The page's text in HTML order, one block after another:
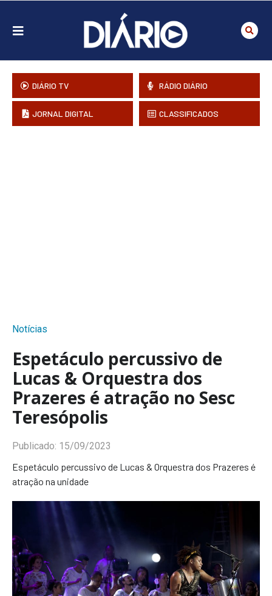
DIÁRIO TV RÁDIO DIÁRIO
JORNAL DIGITAL CLASSIFICADOS
Notícias
Espetáculo percussivo de
Lucas & Orquestra dos
Prazeres é atração no Sesc
Teresópolis
Publicado: 15/09/2023
Espetáculo percussivo de Lucas & Orquestra dos Prazeres é
atração na unidade